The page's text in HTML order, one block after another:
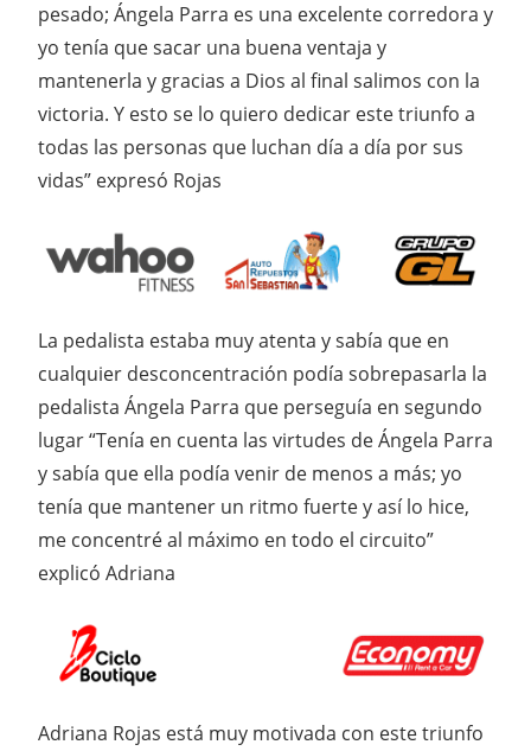
pesado; Ángela Parra es una excelente corredora y
yo tenía que sacar una buena ventaja y
mantenerla y gracias a Dios al final salimos con la
victoria. Y esto se lo quiero dedicar este triunfo a
todas las personas que luchan día a día por sus
vidas” expresó Rojas
La pedalista estaba muy atenta y sabía que en
cualquier desconcentración podía sobrepasarla la
pedalista Ángela Parra que perseguía en segundo
lugar “Tenía en cuenta las virtudes de Ángela Parra
y sabía que ella podía venir de menos a más; yo
tenía que mantener un ritmo fuerte y así lo hice,
me concentré al máximo en todo el circuito”
explicó Adriana
Adriana Rojas está muy motivada con este triunfo